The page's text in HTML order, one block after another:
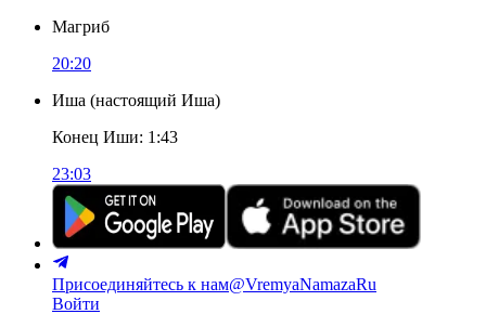
Магриб
20:20
Иша (настоящий Иша)
Конец Иши: 1:43
23:03
Присоединяйтесь к нам@VremyaNamazaRu
Войти